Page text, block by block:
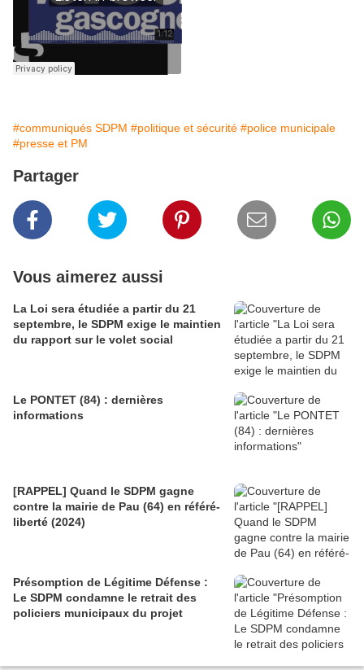
#communiqués SDPM #politique et sécurité #police municipale
#presse et PM
Partager
Vous aimerez aussi
La Loi sera étudiée a partir du 21
septembre, le SDPM exige le maintien
du rapport sur le volet social
Le PONTET (84) : dernières
informations
[RAPPEL] Quand le SDPM gagne
contre la mairie de Pau (64) en référé-
liberté (2024)
Présomption de Légitime Défense :
Le SDPM condamne le retrait des
policiers municipaux du projet